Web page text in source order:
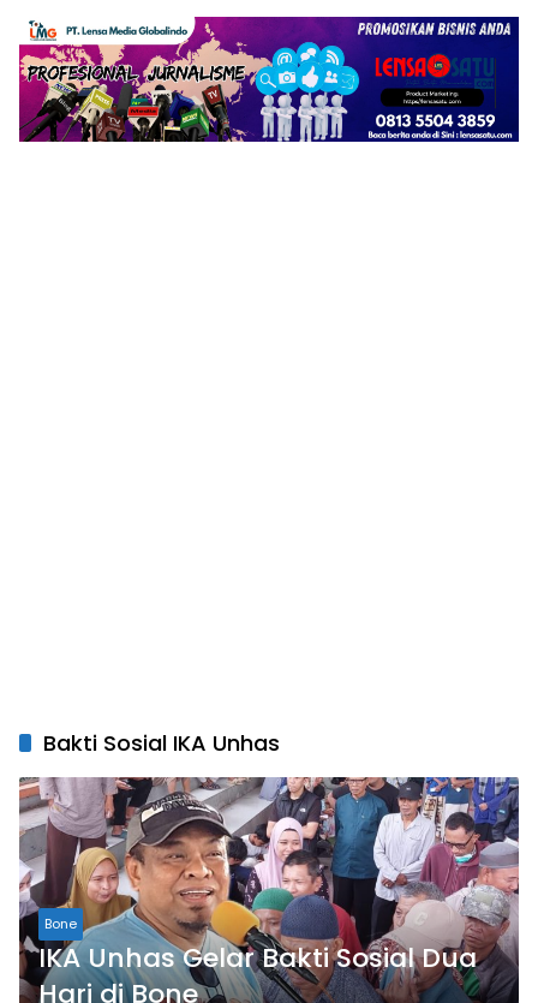
Bakti Sosial IKA Unhas
Bone
IKA Unhas Gelar Bakti Sosial Dua
Hari di Bone